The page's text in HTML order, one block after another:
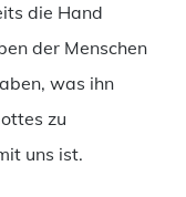
die Hand
der Menschen
was ihn
zu
uns ist.